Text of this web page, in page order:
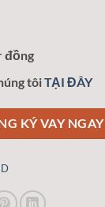
đồng
tôiTẠI ĐÂY
KÝ VAY NGAY